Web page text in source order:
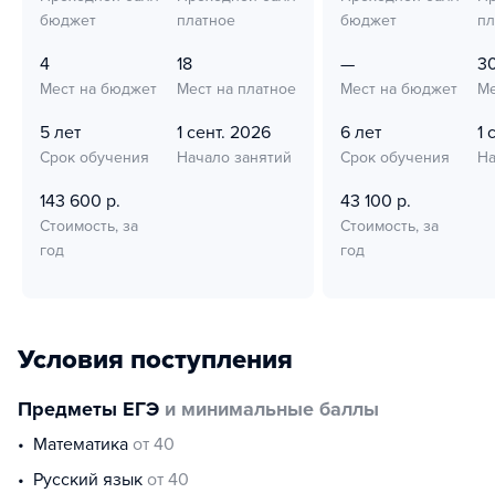
бюджет
платное
4
Мест на бюджет
18
Мест на платное
5 лет
Срок обучения
1 сент. 2026
Начало занятий
143 600 р.
Стоимость, за
год
бюджет
—
Мест на бюджет
6 лет
Срок обучения
1
43 100 р.
Стоимость, за
год
Условия поступления
Предметы ЕГЭ и минимальные баллы
математика от 40
русский язык от 40